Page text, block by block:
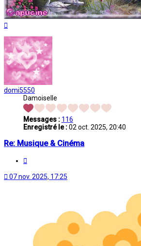
domi5550
Damoiselle
Messages : 116
Enregistré le :02 oct. 2025, 20:40
Re: Musique & Cinéma
07 nov. 2025, 17:25